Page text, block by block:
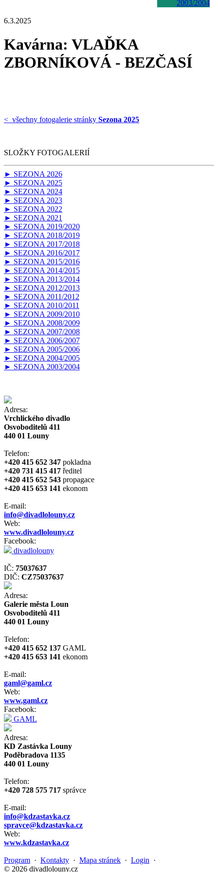
2003/2004
6.3.2025
Kavárna: VLAĎKA
ZBORNÍKOVÁ - BEZČASÍ
< všechny fotogalerie stránky Sezona 2025
SLOŽKY FOTOGALERIÍ
► SEZONA 2026
► SEZONA 2025
► SEZONA 2024
► SEZONA 2023
► SEZONA 2022
► SEZONA 2021
► SEZONA 2019/2020
► SEZONA 2018/2019
► SEZONA 2017/2018
► SEZONA 2016/2017
► SEZONA 2015/2016
► SEZONA 2014/2015
► SEZONA 2013/2014
► SEZONA 2012/2013
► SEZONA 2011/2012
► SEZONA 2010/2011
► SEZONA 2009/2010
► SEZONA 2008/2009
► SEZONA 2007/2008
► SEZONA 2006/2007
► SEZONA 2005/2006
► SEZONA 2004/2005
► SEZONA 2003/2004
Adresa:
Vrchlického divadlo
Osvoboditelů 411
440 01 Louny
Telefon:
+420 415 652 347 pokladna
+420 731 415 417 ředitel
+420 415 652 543 propagace
+420 415 653 141 ekonom
E-mail:
info@divadlolouny.cz
Web:
www.divadlolouny.cz
Facebook:
divadlolouny
IČ: 75037637
DIČ: CZ75037637
Adresa:
Galerie města Loun
Osvoboditelů 411
440 01 Louny
Telefon:
+420 415 652 137 GAML
+420 415 653 141 ekonom
E-mail:
gaml@gaml.cz
Web:
www.gaml.cz
Facebook:
GAML
Adresa:
KD Zastávka Louny
Poděbradova 1135
440 01 Louny
Telefon:
+420 728 575 717 správce
E-mail:
info@kdzastavka.cz
spravce@kdzastavka.cz
Web:
www.kdzastavka.cz
Program · Kontakty · Mapa stránek · Login ·
© 2026 divadlolouny.cz